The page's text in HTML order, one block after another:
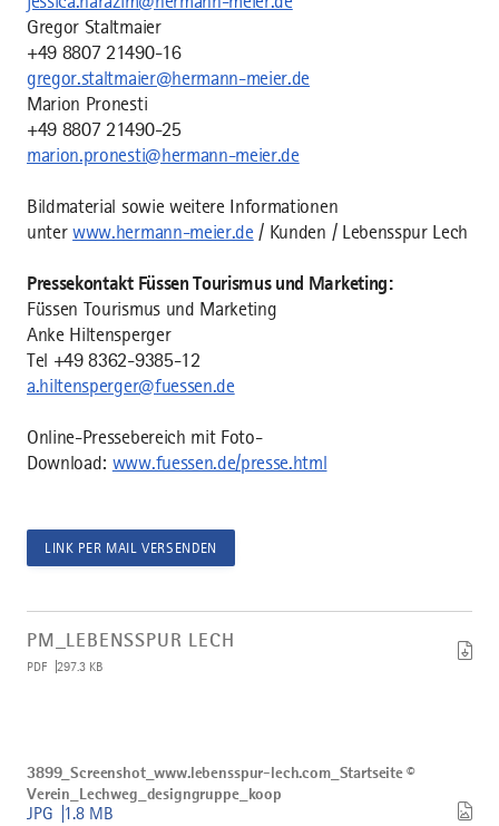
Gregor Staltmaier
+49 8807 21490-16
gregor.staltmaier@hermann-meier.de
Marion Pronesti
+49 8807 21490-25
marion.pronesti@hermann-meier.de
Bildmaterial sowie weitere Informationen
unterwww.hermann-meier.de / Kunden / Lebensspur Lech
Pressekontakt Füssen Tourismus und Marketing:
Füssen Tourismus und Marketing
Anke Hiltensperger
Tel +49 8362-9385-12
a.hiltensperger@fuessen.de
Online-Pressebereich mit Foto-
Download: www.fuessen.de/presse.html
LINK PER MAIL VERSENDEN
PM_LEBENSSPUR LECH
PDF 297.3 KB
PM_Lebensspur
Lech
herunterladen
3899_Screenshot_www.lebensspur-lech.com_Startseite ©
Verein_Lechweg_designgruppe_koop
JPG
1.8 MB
lech.com_Startseite
©
Verein_Lechweg_designgruppe_koop